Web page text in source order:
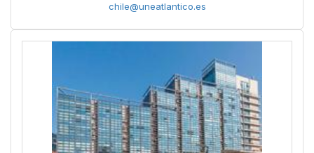
chile@uneatlantico.es